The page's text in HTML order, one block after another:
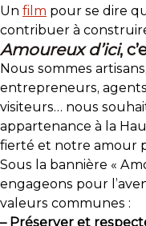
Un film pour se dire
contribuer à
Amoureux d’ici,
Nous sommes
entrepreneurs,
visiteurs… nous
appartenance à la
fierté et notre amour
Sous la bannière «
engageons pour
valeurs communes :
– Préserver et